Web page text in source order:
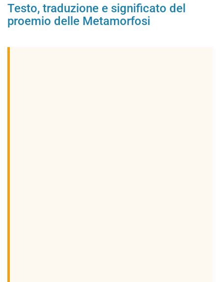
Testo, traduzione e significato del
proemio delle Metamorfosi